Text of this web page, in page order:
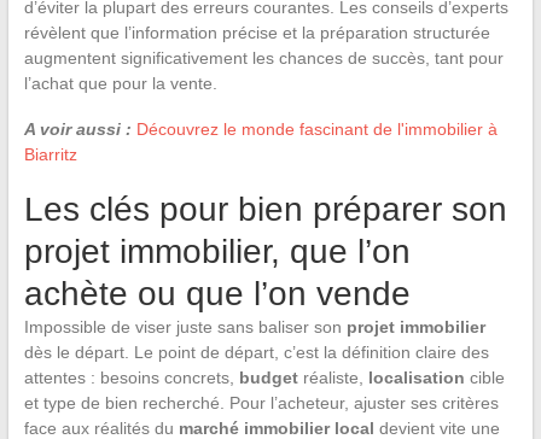
d’éviter la plupart des erreurs courantes. Les conseils d’experts
révèlent que l’information précise et la préparation structurée
augmentent significativement les chances de succès, tant pour
l’achat que pour la vente.
A voir aussi : Découvrez le monde fascinant de l'immobilier à
Biarritz
Les clés pour bien préparer son
projet immobilier, que l’on
achète ou que l’on vende
Impossible de viser juste sans baliser son projet immobilier
dès le départ. Le point de départ, c’est la définition claire des
attentes : besoins concrets, budgetréaliste, localisation cible
et type de bien recherché. Pour l’acheteur, ajuster ses critères
face aux réalités du marché immobilier local devient vite une